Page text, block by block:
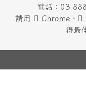
電話：03-
請用
Chrome 、
得最